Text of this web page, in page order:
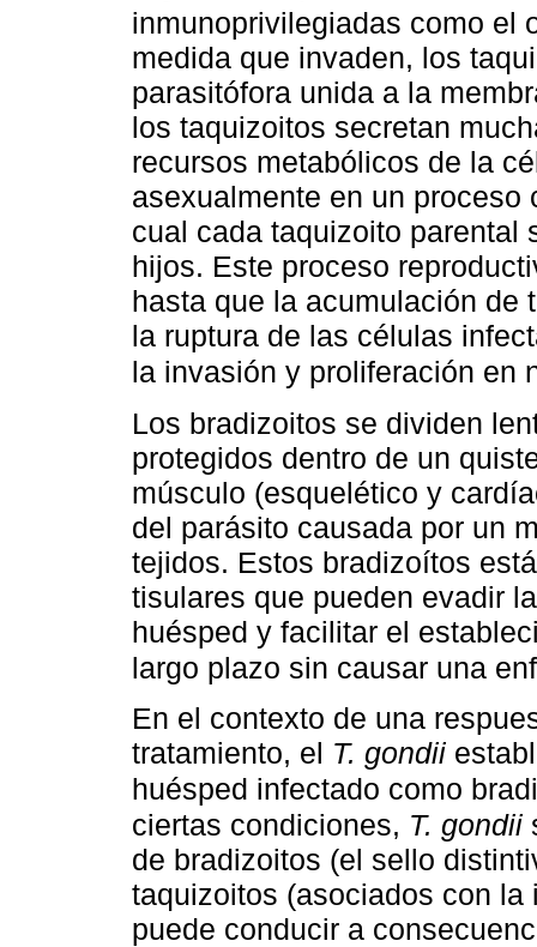
inmunoprivilegiadas como el
medida que invaden, los
parasitófora unida a la
los taquizoitos secretan
recursos metabólicos de la
asexualmente en un
cual cada taquizoito parental
hijos. Este proceso
hasta que la acumulación de
la ruptura de las células
la invasión y proliferación en
Los bradizoitos se dividen
protegidos dentro de un
músculo (esquelético y
del parásito causada por un
tejidos. Estos bradizoítos
tisulares que pueden evadir
huésped y facilitar el
largo plazo sin causar una
En el contexto de una
tratamiento, el T. gondii
huésped infectado como
ciertas condiciones, T. gondii
de bradizoitos (el sello
taquizoitos (asociados con
puede conducir a